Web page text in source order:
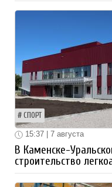
СПОРТ
15:37 | 7 августа
В Каменске-
строительство